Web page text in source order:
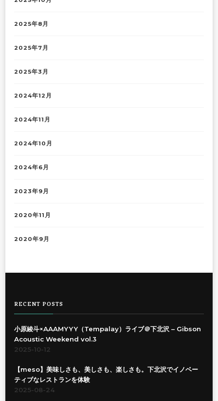
2025年8月
2025年7月
2025年3月
2024年12月
2024年11月
2024年10月
2024年6月
2023年9月
2020年11月
2020年9月
RECENT POSTS
小原綾斗×AAAMYYY（Tempalay）ライブ＠下北沢 – Gibson
Acoustic Weekend vol.3
2025-10-12
【meso】美味しさも、美しさも、楽しさも。下北沢でイノベー
ティブなレストランを体験
2025-08-24